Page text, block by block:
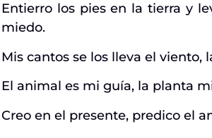
Entierro los pies en la tierra y
miedo.
Mis cantos se los lleva el viento,
El animal es mi guía, la planta
Creo en el presente, predico el